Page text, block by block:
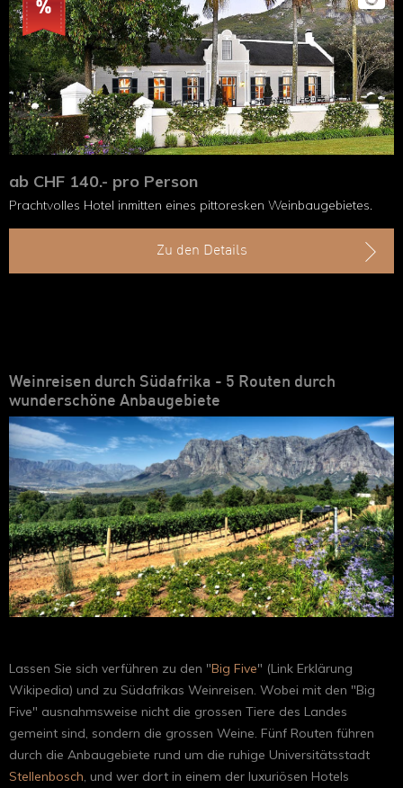
ab CHF 140.- pro Person
Prachtvolles Hotel inmitten eines pittoresken Weinbaugebietes.
Zu den Details
Weinreisen durch Südafrika - 5 Routen durch
wunderschöne Anbaugebiete
Lassen Sie sich verführen zu den "Big Five" (Link Erklärung
Wikipedia) und zu Südafrikas Weinreisen. Wobei mit den "Big
Five" ausnahmsweise nicht die grossen Tiere des Landes
gemeint sind, sondern die grossen Weine. Fünf Routen führen
durch die Anbaugebiete rund um die ruhige Universitätsstadt
Stellenbosch , und wer dort in einem der luxuriösen Hotels